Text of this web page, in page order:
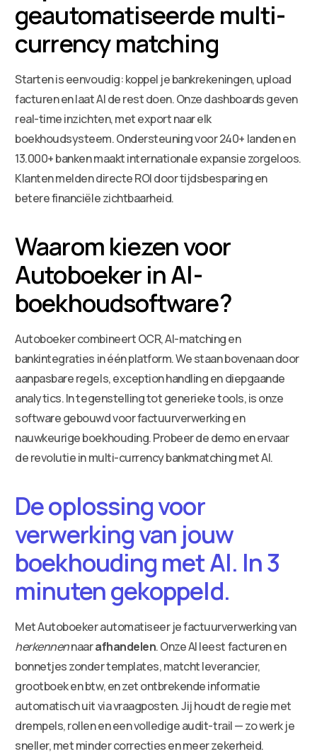
geautomatiseerde multi-
currency matching
Starten is eenvoudig: koppel je bankrekeningen, upload
facturen en laat AI de rest doen. Onze dashboards geven
real-time inzichten, met export naar elk
boekhoudsysteem. Ondersteuning voor 240+ landen en
13.000+ banken maakt internationale expansie zorgeloos.
Klanten melden directe ROI door tijdsbesparing en
betere financiële zichtbaarheid.
Waarom kiezen voor
Autoboeker in AI-
boekhoudsoftware?
Autoboeker combineert OCR, AI-matching en
bankintegraties in één platform. We staan bovenaan door
aanpasbare regels, exception handling en diepgaande
analytics. In tegenstelling tot generieke tools, is onze
software gebouwd voor factuurverwerking en
nauwkeurige boekhouding. Probeer de demo en ervaar
de revolutie in multi-currency bankmatching met AI.
De oplossing voor
verwerking van jouw
boekhouding met AI. In 3
minuten gekoppeld.
Met Autoboeker automatiseer je factuurverwerking van
herkennennaarafhandelen. Onze AI leest facturen en
bonnetjes zonder templates, matcht leverancier,
grootboek en btw, en zet ontbrekende informatie
automatisch uit via vraagposten. Jij houdt de regie met
drempels, rollen en een volledige audit-trail — zo werk je
sneller, met minder correcties en meer zekerheid.